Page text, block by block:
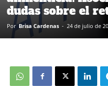
dudas sobre el
Por Brisa Cardenas - 24 de julio de